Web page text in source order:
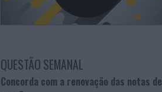
QUESTÃO SEMANAL
Concorda com a renovação das notas de